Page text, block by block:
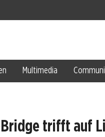
Multimedia
trifft auf